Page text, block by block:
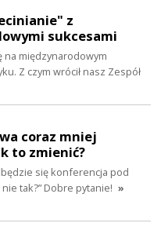
z
sukcesami
międzynarodowym
Z czym wrócił nasz Zespół
coraz mniej
to zmienić?
się konferencja pod
nie tak?” Dobre pytanie! »